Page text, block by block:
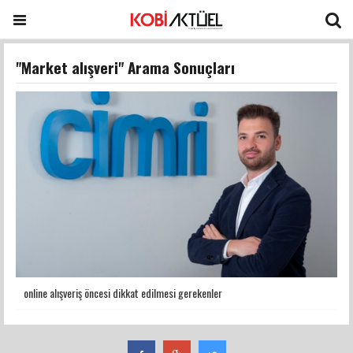
"Market alışveri" Arama Sonuçları
online alışveriş öncesi dikkat edilmesi gerekenler